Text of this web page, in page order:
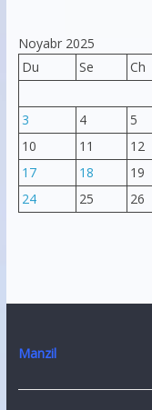
Noyabr 2025
Du
Se Ch
3
4 5
10
11 12
17
18 19
24
25 26
Manzil